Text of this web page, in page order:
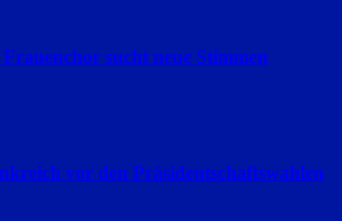
sucht neue Stimmen
vor den Präsidentschaftswahlen